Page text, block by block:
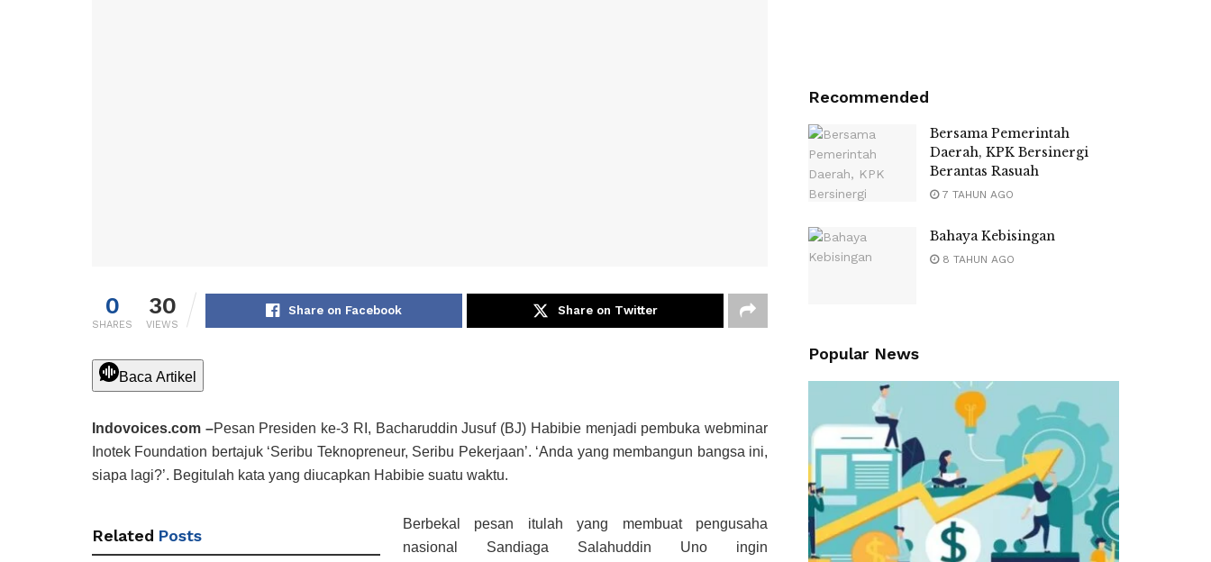
0
SHARES
30
VIEWS
Share on Facebook Share on Twitter
Baca Artikel
Indovoices.com –Pesan Presiden ke-3 RI, Bacharuddin Jusuf (BJ) Habibie menjadi pembuka webminar
Inotek Foundation bertajuk ‘Seribu Teknopreneur, Seribu Pekerjaan’. ‘Anda yang membangun bangsa ini,
siapa lagi?’. Begitulah kata yang diucapkan Habibie suatu waktu.
Related Posts
Berbekal pesan itulah yang membuat pengusaha
nasional Sandiaga Salahuddin Uno ingin
Recommended
Bersama Pemerintah
Daerah, KPK Bersinergi
Berantas Rasuah
7 TAHUN AGO
Bahaya Kebisingan
8 TAHUN AGO
Popular News